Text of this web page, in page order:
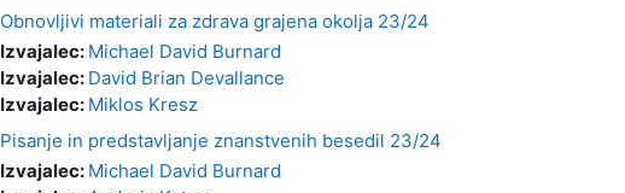
Obnovljivi materiali za zdrava grajena okolja 23/24
Izvajalec: Michael David Burnard
Izvajalec: David Brian Devallance
Izvajalec: Miklos Kresz
Pisanje in predstavljanje znanstvenih besedil 23/24
Izvajalec: Michael David Burnard